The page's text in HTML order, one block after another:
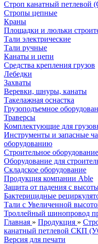
Строп канатный петлевой
Стропы цепные
Краны
Площадки и люльки
Тали электрические
Тали ручные
Канаты и цепи
Средства крепления грузов
Лебедки
Захваты
Веревки, шнуры, канаты
Такелажная оснастка
Грузоподъемное
Траверсы
Комплектующие для
Инструменты и запасные
оборудованию
Строительное оборудование
Оборудование для
Складское оборудование
Продукция компании Able
Защита от падения с
Бактерицидные
Тали с Увеличенной
Троллейный шинопровод
Главная » Продукция »
канатный петлевой СКП
Версия для печати